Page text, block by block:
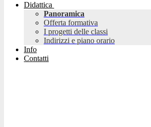
Didattica
Panoramica
Offerta formativa
I progetti delle classi
Indirizzi e piano orario
Info
Contatti